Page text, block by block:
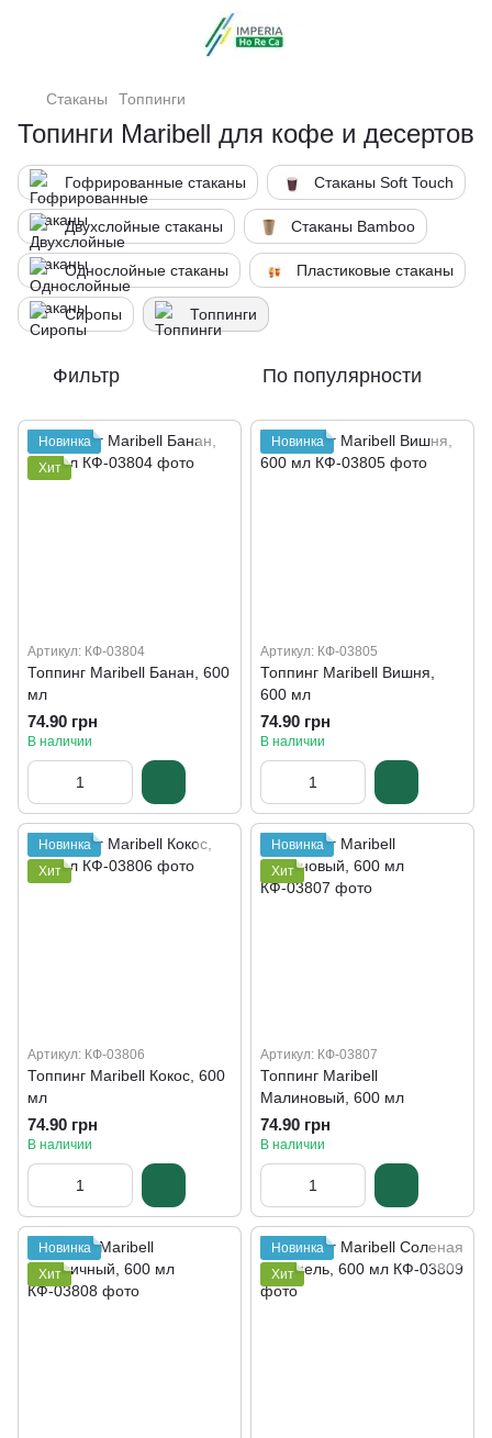
Стаканы Топпинги
Топинги Maribell для кофе и десертов
Гофрированные стаканы Стаканы Soft Touch
Двухслойные стаканы Стаканы Bamboo
Однослойные стаканы Пластиковые стаканы
Сиропы Топпинги
Фильтр По популярности
Новинка
Хит
Артикул: КФ-03804
Топпинг Maribell Банан, 600
мл
74.90 грн
В наличии
Новинка
Артикул: КФ-03805
Топпинг Maribell Вишня,
600 мл
74.90 грн
В наличии
Новинка
Хит
Артикул: КФ-03806
Топпинг Maribell Кокос, 600
мл
74.90 грн
В наличии
Новинка
Хит
Артикул: КФ-03807
Топпинг Maribell
Малиновый, 600 мл
74.90 грн
В наличии
Новинка
Хит
Новинка
Хит